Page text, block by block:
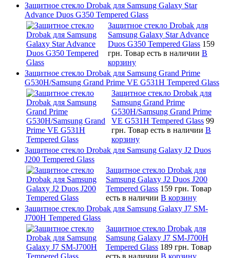
Защитное стекло Drobak для Samsung Galaxy Star
Advance Duos G350 Tempered Glass
Защитное стекло Drobak для
Samsung Galaxy Star Advance
Duos G350 Tempered Glass 159
грн. Товар есть в наличии В
корзину
Защитное стекло Drobak для Samsung Grand Prime
G530H/Samsung Grand Prime VE G531H Tempered Glass
Защитное стекло Drobak для
Samsung Grand Prime
G530H/Samsung Grand Prime
VE G531H Tempered Glass 99
грн. Товар есть в наличии В
корзину
Защитное стекло Drobak для Samsung Galaxy J2 Duos
J200 Tempered Glass
Защитное стекло Drobak для
Samsung Galaxy J2 Duos J200
Tempered Glass 159 грн. Товар
есть в наличии В корзину
Защитное стекло Drobak для Samsung Galaxy J7 SM-
J700H Tempered Glass
Защитное стекло Drobak для
Samsung Galaxy J7 SM-J700H
Tempered Glass 189 грн. Товар
есть в наличии В корзину